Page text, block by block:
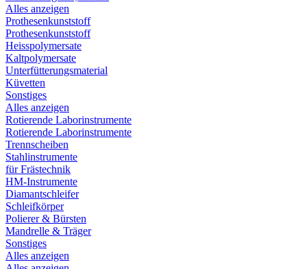
Alles anzeigen
Prothesenkunststoff
Prothesenkunststoff
Heisspolymersate
Kaltpolymersate
Unterfütterungsmaterial
Küvetten
Sonstiges
Alles anzeigen
Rotierende Laborinstrumente
Rotierende Laborinstrumente
Trennscheiben
Stahlinstrumente
für Frästechnik
HM-Instrumente
Diamantschleifer
Schleifkörper
Polierer & Bürsten
Mandrelle & Träger
Sonstiges
Alles anzeigen